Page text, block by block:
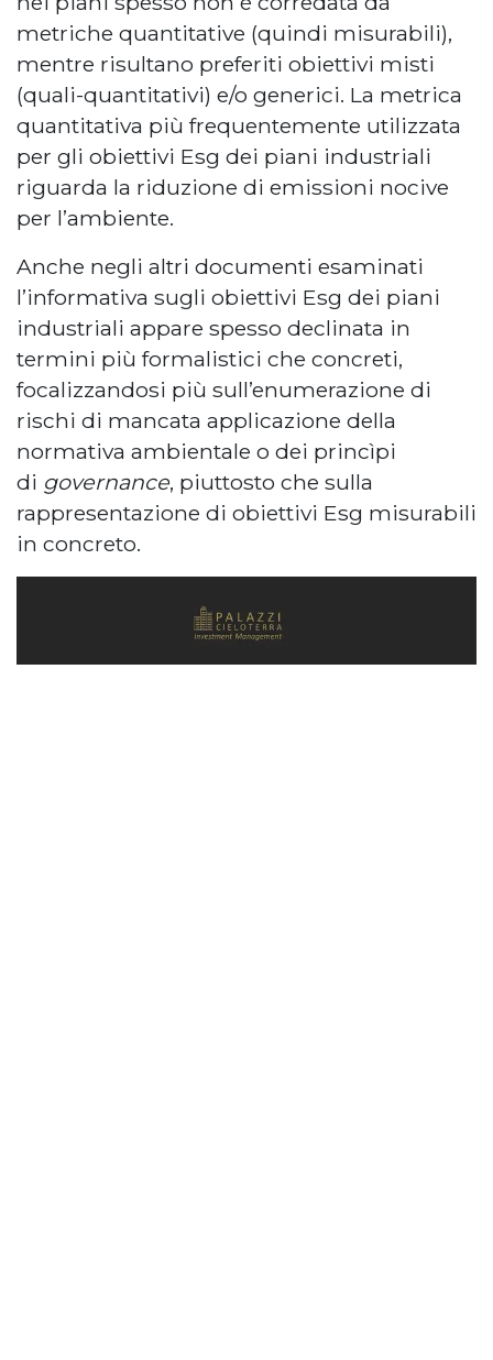
metriche quantitative (quindi misurabili),
mentre risultano preferiti obiettivi misti
(quali-quantitativi) e/o generici. La metrica
quantitativa più frequentemente utilizzata
per gli obiettivi Esg dei piani industriali
riguarda la riduzione di emissioni nocive
per l’ambiente.
Anche negli altri documenti esaminati
l’informativa sugli obiettivi Esg dei piani
industriali appare spesso declinata in
termini più formalistici che concreti,
focalizzandosi più sull’enumerazione di
rischi di mancata applicazione della
normativa ambientale o dei princìpi
di governance, piuttosto che sulla
rappresentazione di obiettivi Esg misurabili
in concreto.